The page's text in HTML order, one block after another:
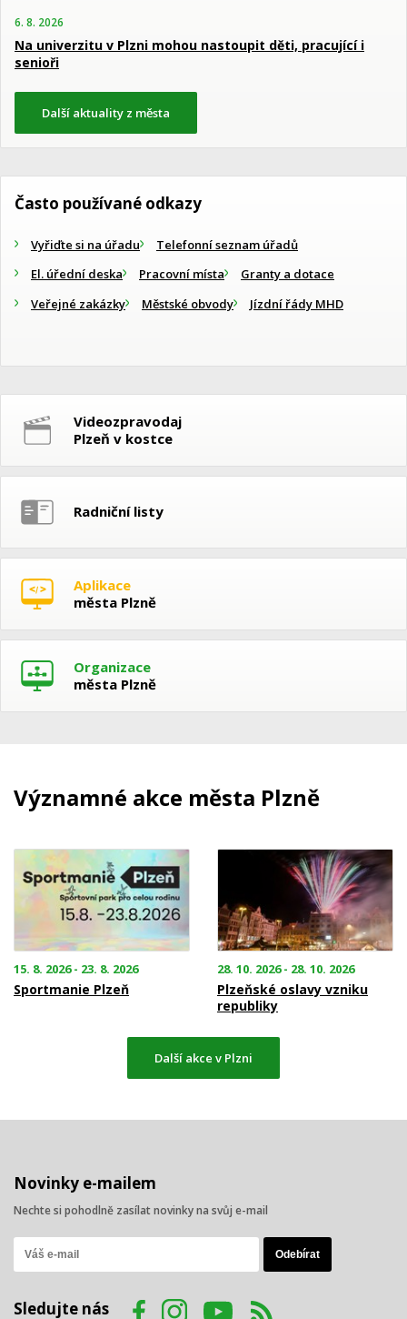
6. 8. 2026
Na univerzitu v Plzni mohou nastoupit děti, pracující i
senioři
Další aktuality z města
Často používané odkazy
Vyřiďte si na úřadu
Telefonní seznam úřadů
El. úřední deska
Pracovní místa
Granty a dotace
Veřejné zakázky
Městské obvody Jízdní řády MHD
Videozpravodaj
Plzeň v kostce
Radniční listy
Aplikace
města Plzně
Organizace
města Plzně
Významné akce města Plzně
15. 8. 2026 - 23. 8. 2026
Sportmanie Plzeň
28. 10. 2026 - 28. 10. 2026
Plzeňské oslavy vzniku
republiky
Další akce v Plzni
Novinky e-mailem
Nechte si pohodlně zasílat novinky na svůj e-mail
Sledujte nás